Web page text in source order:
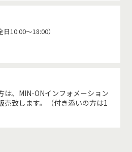
10:00～18:00）
、MIN-ONインフォメーション
売致します。（付き添いの方は1